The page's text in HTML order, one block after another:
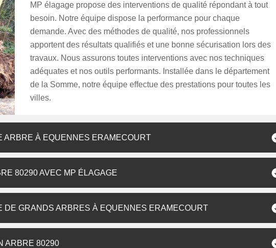
MP élagage propose des interventions de qualité répondant à tout
besoin. Notre équipe dispose la performance pour chaque
demande. Avec des méthodes de qualité, nos professionnels
apportent des résultats qualifiés et une bonne sécurisation lors des
travaux. Nous assurons toutes interventions avec nos techniques
adéquates et nos outils performants. Installée dans le département
de la Somme, notre équipe effectue des prestations pour toutes les
villes.
ARBRE À EQUENNES ERAMECOURT
80290 AVEC MP ÉLAGAGE
DE GRANDS ARBRES À EQUENNES ERAMECOURT
ARBRE 80290